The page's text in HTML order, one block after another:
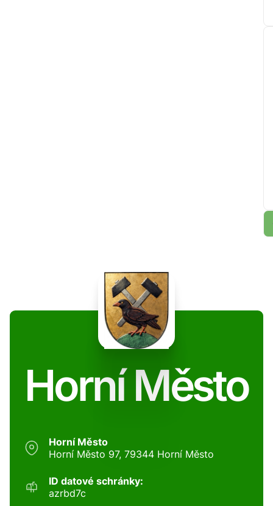
Horní Město
Horní Město
Horní Město 97, 79344 Horní Město
ID datové schránky:
azrbd7c